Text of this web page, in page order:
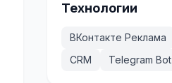
Технологии
ВКонтакте Реклама
CRM
Telegram Bot